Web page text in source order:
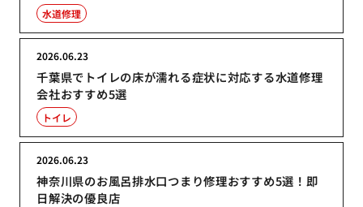
水道修理
千葉県でトイレの床が濡れる症状に対応する水道修理
会社おすすめ5選
2026.06.23
トイレ
神奈川県のお風呂排水口つまり修理おすすめ5選！即
日解決の優良店
2026.06.23